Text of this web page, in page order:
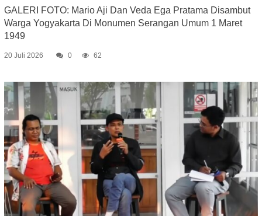
GALERI FOTO: Mario Aji Dan Veda Ega Pratama Disambut
Warga Yogyakarta Di Monumen Serangan Umum 1 Maret
1949
20 Juli 2026 0 62